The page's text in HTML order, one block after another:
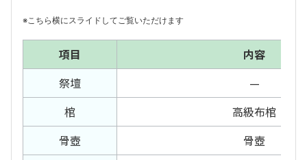
※こちら横にスライドしてご覧いただけます
項目
内容
祭壇
—
棺
高級布棺
骨壺
骨壺